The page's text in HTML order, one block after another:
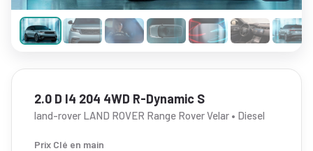
2.0 D I4 204 4WD R-Dynamic S
land-rover LAND ROVER Range Rover Velar • Diesel
Prix Clé en main